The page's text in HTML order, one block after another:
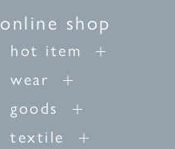
online shop
hot item
wear
goods
textile